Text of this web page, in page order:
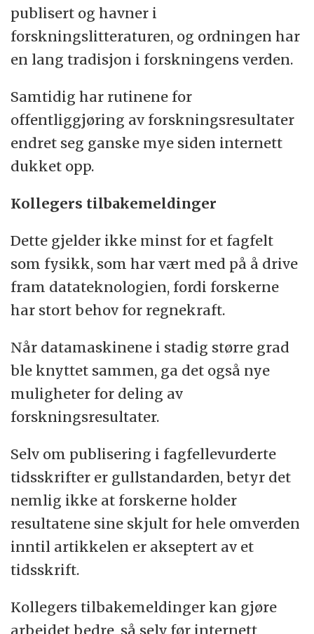
publisert og havner i
forskningslitteraturen, og ordningen har
en lang tradisjon i forskningens verden.
Samtidig har rutinene for
offentliggjøring av forskningsresultater
endret seg ganske mye siden internett
dukket opp.
Kollegers tilbakemeldinger
Dette gjelder ikke minst for et fagfelt
som fysikk, som har vært med på å drive
fram datateknologien, fordi forskerne
har stort behov for regnekraft.
Når datamaskinene i stadig større grad
ble knyttet sammen, ga det også nye
muligheter for deling av
forskningsresultater.
Selv om publisering i fagfellevurderte
tidsskrifter er gullstandarden, betyr det
nemlig ikke at forskerne holder
resultatene sine skjult for hele omverden
inntil artikkelen er akseptert av et
tidsskrift.
Kollegers tilbakemeldinger kan gjøre
arbeidet bedre, så selv før internett